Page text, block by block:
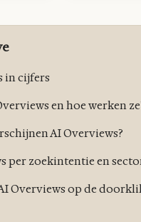
in cijfers
en hoe werken
AI Overviews?
per zoekintentie en
Overviews op de